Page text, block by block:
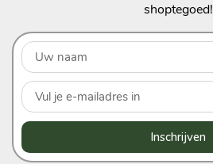
shoptegoed!
Inschrijven